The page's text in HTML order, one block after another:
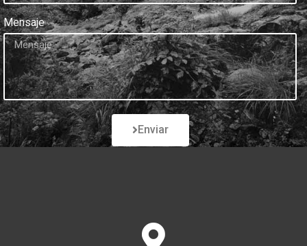
Mensaje
Enviar